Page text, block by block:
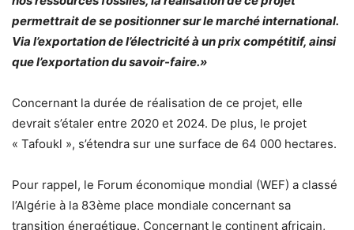
permettrait de se positionner sur le marché international.
Via l’exportation de l’électricité à un prix compétitif, ainsi
que l’exportation du savoir-faire.»
Concernant la durée de réalisation de ce projet, elle
devrait s’étaler entre 2020 et 2024. De plus, le projet
« Tafoukl », s’étendra sur une surface de 64 000 hectares.
Pour rappel, le Forum économique mondial (WEF) a classé
l’Algérie à la 83ème place mondiale concernant sa
transition énergétique. Concernant le continent africain,